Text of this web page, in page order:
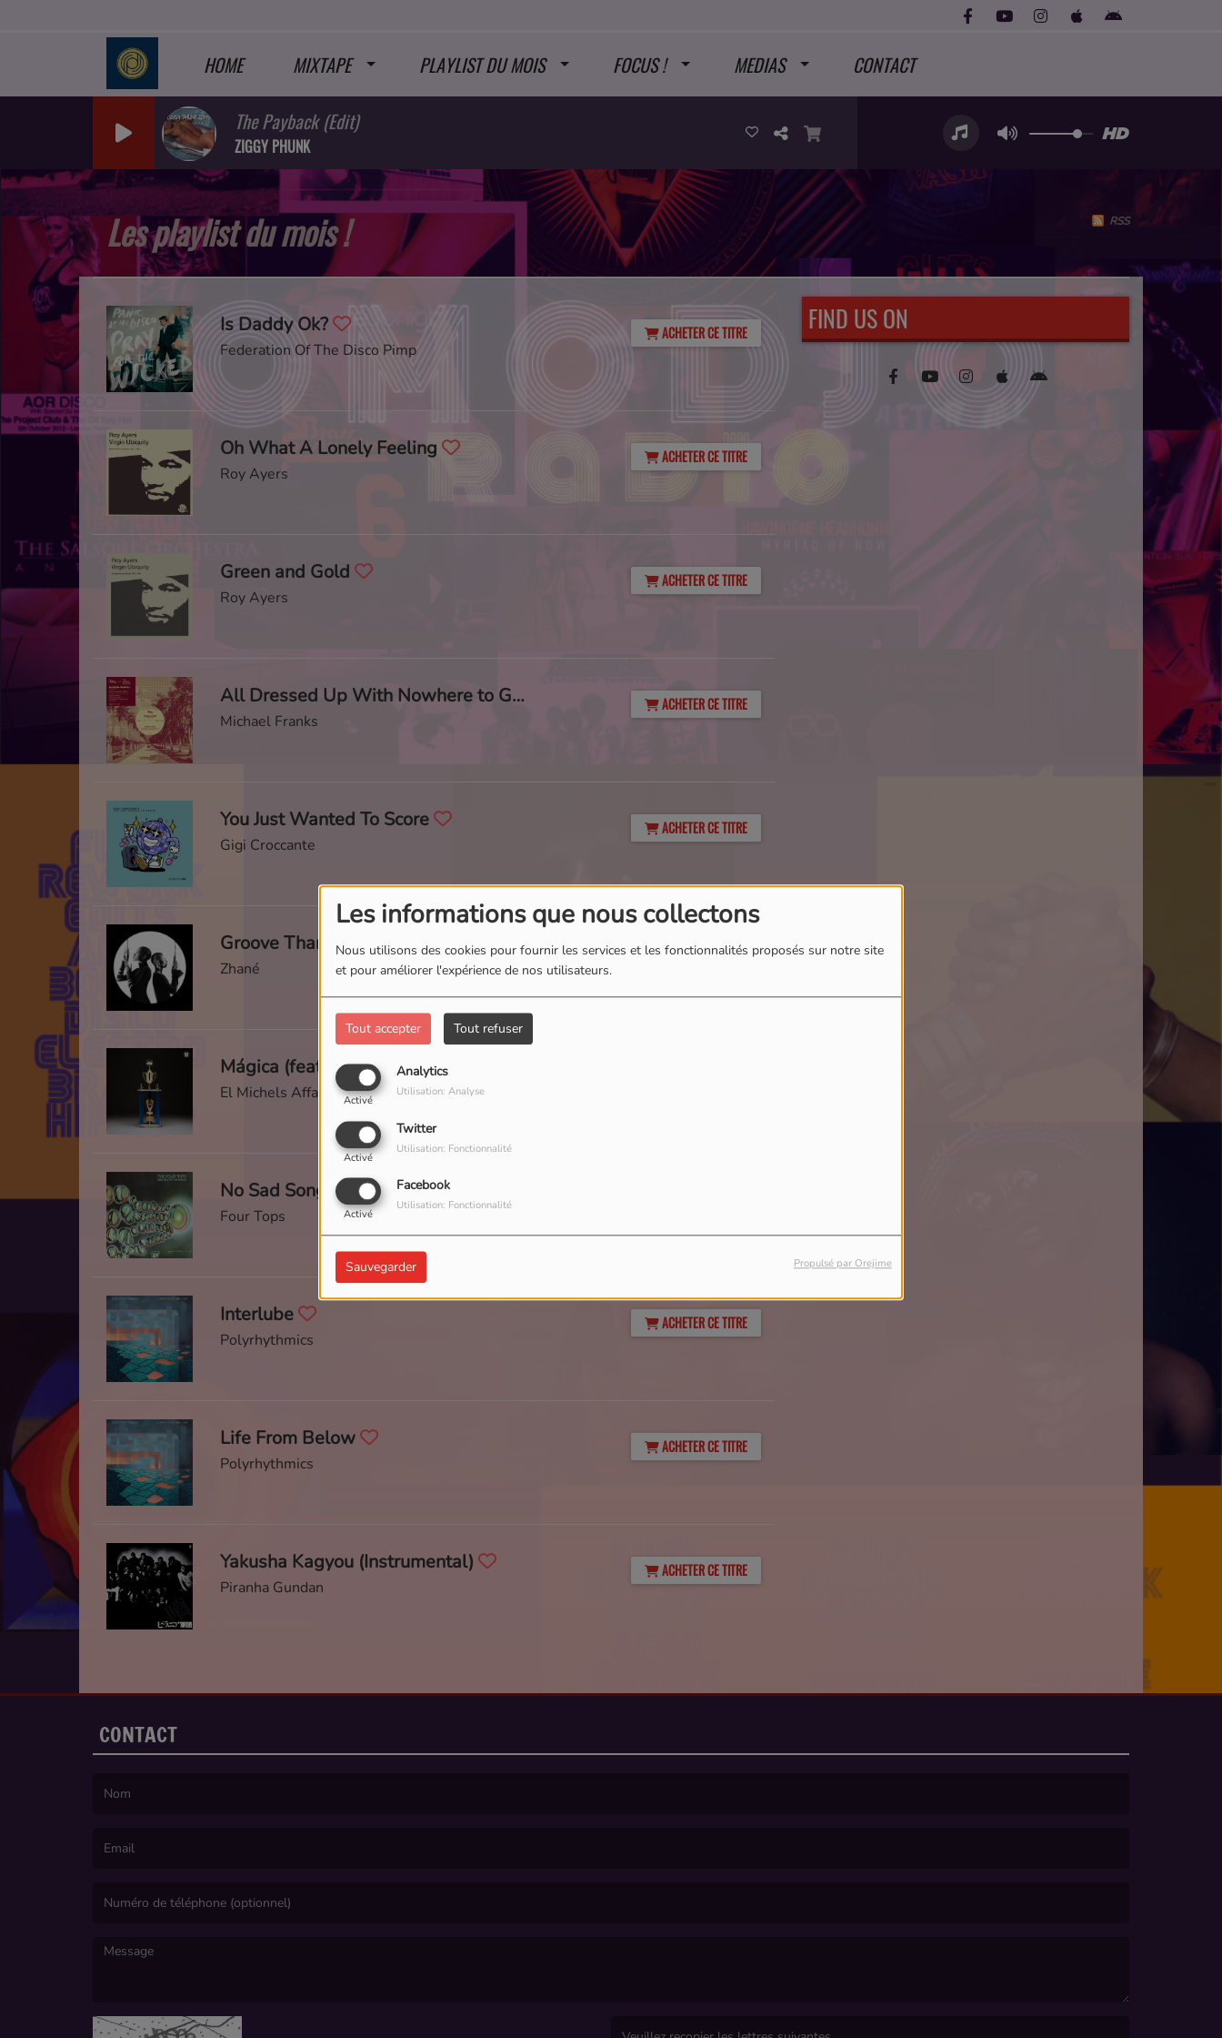
Les informations que nous collectons
Nous utilisons des cookies pour fournir les services et les fonctionnalités proposés sur notre site
et pour améliorer l'expérience de nos utilisateurs.
Tout accepter Tout refuser
Analytics
Activé
Utilisation: Analyse
Twitter
Activé
Utilisation: Fonctionnalité
Facebook
Activé
Utilisation: Fonctionnalité
Sauvegarder Propulsé par Orejime
HOME MIXTAPE PLAYLIST DU MOIS FOCUS ! MEDIAS CONTACT
The Payback (Edit)
ZIGGY PHUNK
Les playlist du mois ! RSS
Is Daddy Ok?
Federation Of The Disco Pimp
ACHETER CE TITRE
Oh What A Lonely Feeling
Roy Ayers
ACHETER CE TITRE
Green and Gold
Roy Ayers
ACHETER CE TITRE
All Dressed Up With Nowhere to Go (Flying Mojito Bros Refrito)
Michael Franks
ACHETER CE TITRE
You Just Wanted To Score
Gigi Croccante
ACHETER CE TITRE
Groove Thang (Souldynamic Boot Mix)
Zhané
Mágica (feat. Rogê)
El Michels Affair
No Sad Songs
Four Tops
Interlube
Polyrhythmics
ACHETER CE TITRE
Life From Below
Polyrhythmics
ACHETER CE TITRE
Yakusha Kagyou (Instrumental)
Piranha Gundan
ACHETER CE TITRE
FIND US ON
CONTACT